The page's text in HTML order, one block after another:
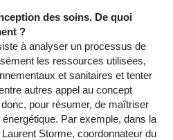
des soins. De quoi
?
à analyser un processus de
les ressources utilisées,
et sanitaires et tenter
autres appel au concept
donc, pour résumer, de maîtriser
Par exemple, dans la
Storme, coordonnateur du